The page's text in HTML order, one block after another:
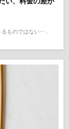
るものではない‥..